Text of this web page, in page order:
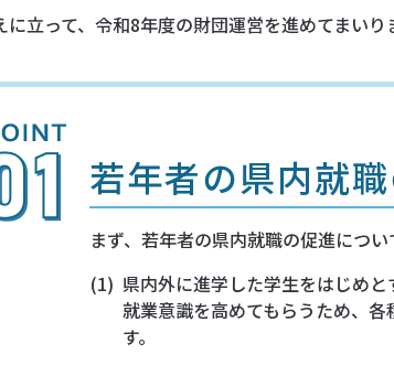
に立って、令和8年度の財団運営を進めてまい
若年者の県内就
まず、若年者の県内就職の促進につい
県内外に進学した学生をはじめ
就業意識を高めてもらうため、
す。